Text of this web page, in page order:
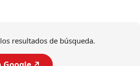
resultados de búsqueda.